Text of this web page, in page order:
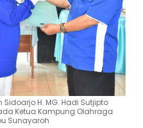
Sidoarjo H. MG. Hadi Sutjipto
Ketua Kampung Olahraga
Sunayaroh